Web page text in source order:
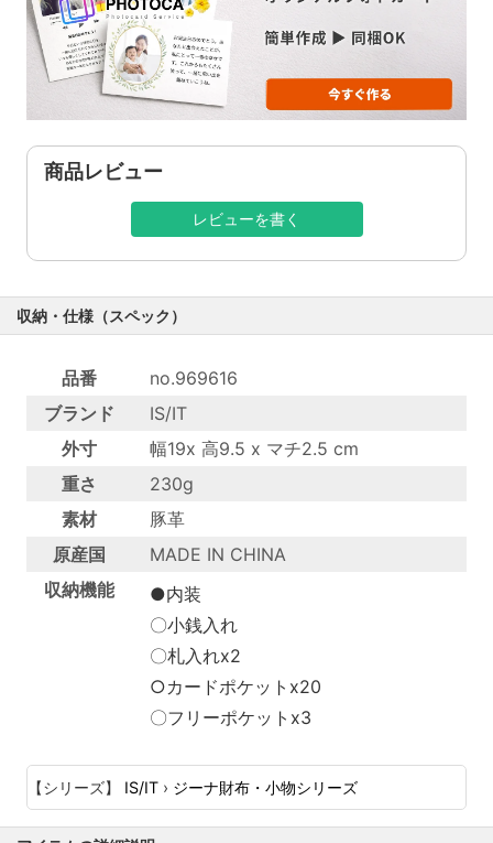
商品レビュー
レビューを書く
収納・仕様（スペック）
品番
no.969616
ブランド
IS/IT
外寸
幅19x 高9.5 x マチ2.5 cm
重さ
230g
素材
豚革
原産国
MADE IN CHINA
収納機能
●内装
〇小銭入れ
〇札入れx2
○カードポケットx20
〇フリーポケットx3
【シリーズ】 IS/IT › ジーナ財布・小物シリーズ